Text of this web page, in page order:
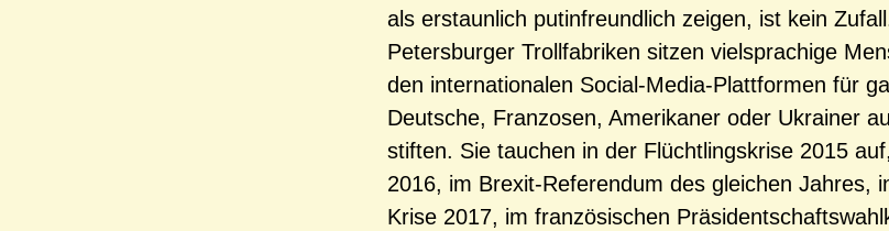
als erstaunlich putinfreundlich zeigen, ist kein
Petersburger Trollfabriken sitzen vielsprachige
den internationalen Social-Media-Plattformen für
Deutsche, Franzosen, Amerikaner oder Ukrainer
stiften. Sie tauchen in der Flüchtlingskrise 2015
2016, im Brexit-Referendum des gleichen Jahres,
Krise 2017, im französischen